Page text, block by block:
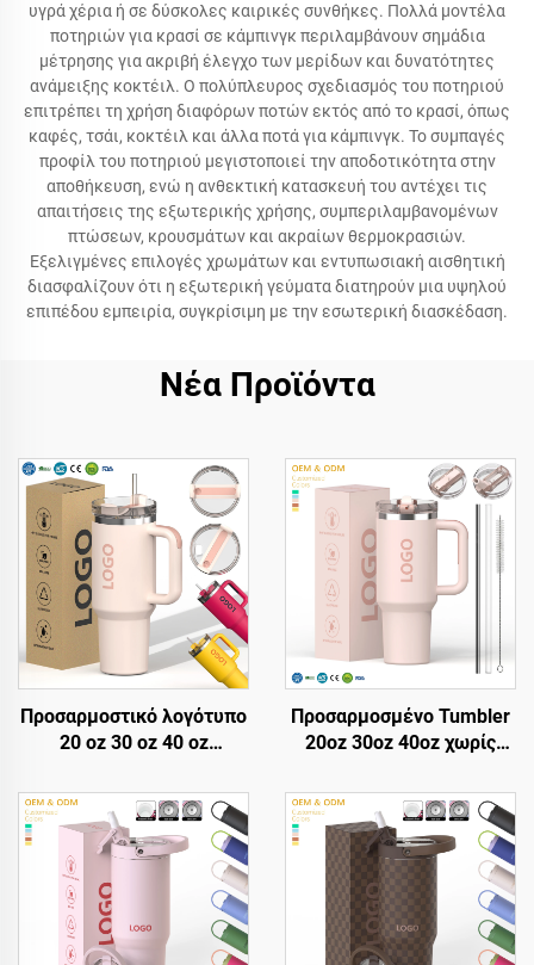
υγρά χέρια ή σε δύσκολες καιρικές συνθήκες. Πολλά μοντέλα
ποτηριών για κρασί σε κάμπινγκ περιλαμβάνουν σημάδια
μέτρησης για ακριβή έλεγχο των μερίδων και δυνατότητες
ανάμειξης κοκτέιλ. Ο πολύπλευρος σχεδιασμός του ποτηριού
επιτρέπει τη χρήση διαφόρων ποτών εκτός από το κρασί, όπως
καφές, τσάι, κοκτέιλ και άλλα ποτά για κάμπινγκ. Το συμπαγές
προφίλ του ποτηριού μεγιστοποιεί την αποδοτικότητα στην
αποθήκευση, ενώ η ανθεκτική κατασκευή του αντέχει τις
απαιτήσεις της εξωτερικής χρήσης, συμπεριλαμβανομένων
πτώσεων, κρουσμάτων και ακραίων θερμοκρασιών.
Εξελιγμένες επιλογές χρωμάτων και εντυπωσιακή αισθητική
διασφαλίζουν ότι η εξωτερική γεύματα διατηρούν μια υψηλού
επιπέδου εμπειρία, συγκρίσιμη με την εσωτερική διασκέδαση.
Νέα Προϊόντα
Προσαρμοστικό λογότυπο
20 oz 30 oz 40 oz
διπλή τοιχώμα κενού
μεταλλικό ταξιδιωτικό
κύπελο καφέ 20oz 30oz
40oz κύπελο με λαβή
Προσαρμοσμένο Tumbler
20oz 30oz 40oz χωρίς
μονωμένο από
ανοξείδωτο χάλυβα,
ποτήρι Tumbler με
στεγανό καπάκι, straw &
λαβή για ταξίδι